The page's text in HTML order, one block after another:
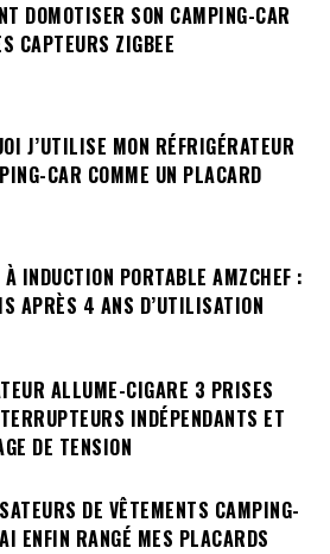
DOMOTISER SON CAMPING-CAR
CAPTEURS ZIGBEE
J’UTILISE MON RÉFRIGÉRATEUR
CAR COMME UN PLACARD
À INDUCTION PORTABLE AMZCHEF :
APRÈS 4 ANS D’UTILISATION
ALLUME-CIGARE 3 PRISES
INDÉPENDANTS ET
DE TENSION
DE VÊTEMENTS CAMPING-
ENFIN RANGÉ MES PLACARDS